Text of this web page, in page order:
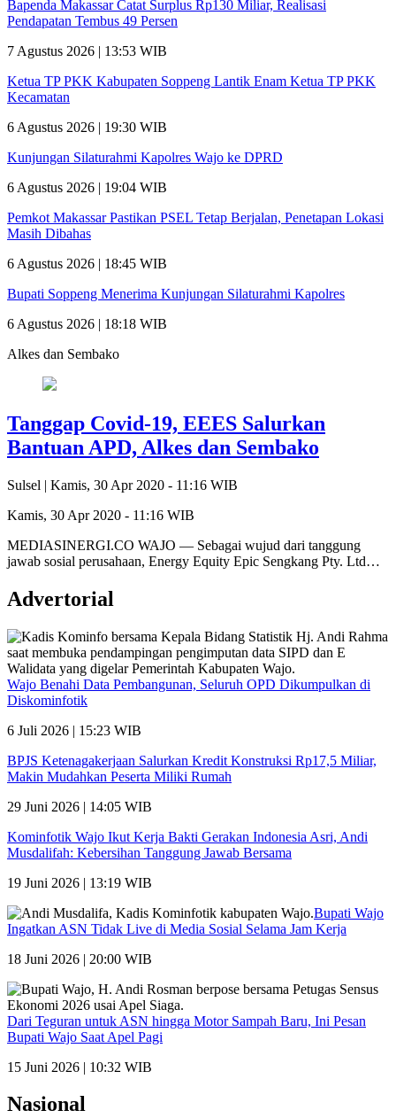
Bapenda Makassar Catat Surplus Rp130 Miliar, Realisasi
Pendapatan Tembus 49 Persen
7 Agustus 2026 | 13:53 WIB
Ketua TP PKK Kabupaten Soppeng Lantik Enam Ketua TP PKK
Kecamatan
6 Agustus 2026 | 19:30 WIB
Kunjungan Silaturahmi Kapolres Wajo ke DPRD
6 Agustus 2026 | 19:04 WIB
Pemkot Makassar Pastikan PSEL Tetap Berjalan, Penetapan Lokasi
Masih Dibahas
6 Agustus 2026 | 18:45 WIB
Bupati Soppeng Menerima Kunjungan Silaturahmi Kapolres
6 Agustus 2026 | 18:18 WIB
Alkes dan Sembako
Tanggap Covid-19, EEES Salurkan
Bantuan APD, Alkes dan Sembako
Sulsel | Kamis, 30 Apr 2020 - 11:16 WIB
Kamis, 30 Apr 2020 - 11:16 WIB
MEDIASINERGI.CO WAJO — Sebagai wujud dari tanggung
jawab sosial perusahaan, Energy Equity Epic Sengkang Pty. Ltd…
Advertorial
Wajo Benahi Data Pembangunan, Seluruh OPD Dikumpulkan di
Diskominfotik
6 Juli 2026 | 15:23 WIB
BPJS Ketenagakerjaan Salurkan Kredit Konstruksi Rp17,5 Miliar,
Makin Mudahkan Peserta Miliki Rumah
29 Juni 2026 | 14:05 WIB
Kominfotik Wajo Ikut Kerja Bakti Gerakan Indonesia Asri, Andi
Musdalifah: Kebersihan Tanggung Jawab Bersama
19 Juni 2026 | 13:19 WIB
Bupati Wajo
Ingatkan ASN Tidak Live di Media Sosial Selama Jam Kerja
18 Juni 2026 | 20:00 WIB
Dari Teguran untuk ASN hingga Motor Sampah Baru, Ini Pesan
Bupati Wajo Saat Apel Pagi
15 Juni 2026 | 10:32 WIB
Nasional